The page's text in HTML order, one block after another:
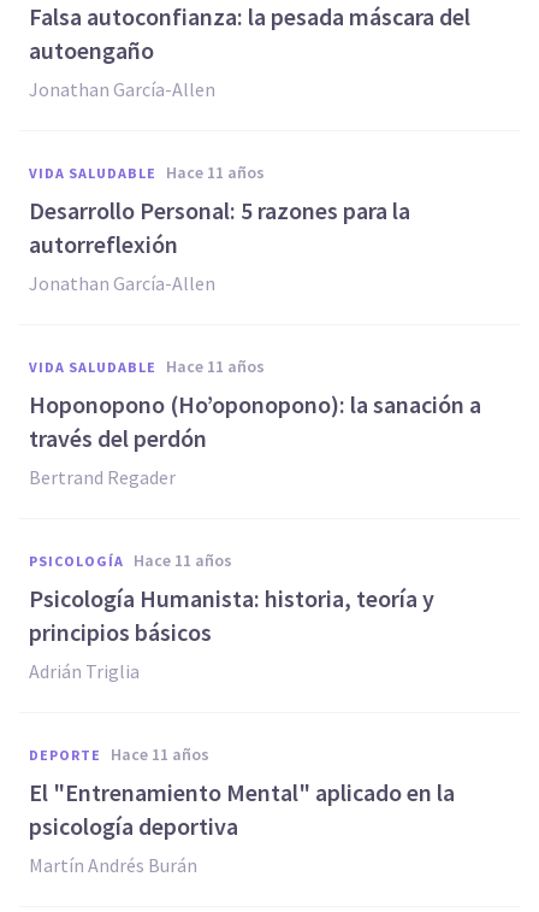
Falsa autoconfianza: la pesada máscara del
autoengaño
Jonathan García-Allen
VIDA SALUDABLE hace 11 años
Desarrollo Personal: 5 razones para la
autorreflexión
Jonathan García-Allen
VIDA SALUDABLE hace 11 años
Hoponopono (Ho’oponopono): la sanación a
través del perdón
Bertrand Regader
PSICOLOGÍA hace 11 años
Psicología Humanista: historia, teoría y
principios básicos
Adrián Triglia
DEPORTE hace 11 años
El "Entrenamiento Mental" aplicado en la
psicología deportiva
Martín Andrés Burán